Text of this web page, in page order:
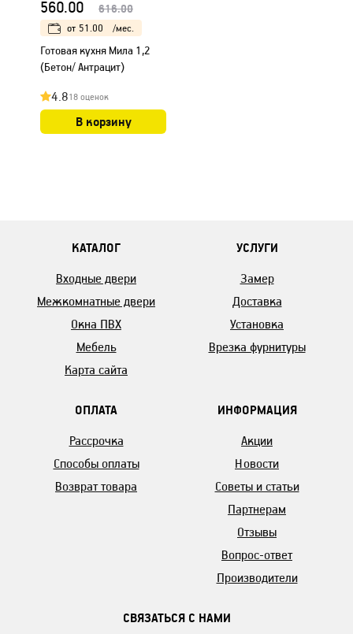
560.00 616.00
от 51.00 /мес.
Готовая кухня Мила 1,2
(Бетон/ Антрацит)
4.818 оценок
В корзину
КАТАЛОГ
Входные двери
Межкомнатные двери
Окна ПВХ
Мебель
Карта сайта
УСЛУГИ
Замер
Доставка
Установка
Врезка фурнитуры
ОПЛАТА
Рассрочка
Способы оплаты
Возврат товара
ИНФОРМАЦИЯ
Акции
Новости
Советы и статьи
Партнерам
Отзывы
Вопрос-ответ
Производители
СВЯЗАТЬСЯ С НАМИ